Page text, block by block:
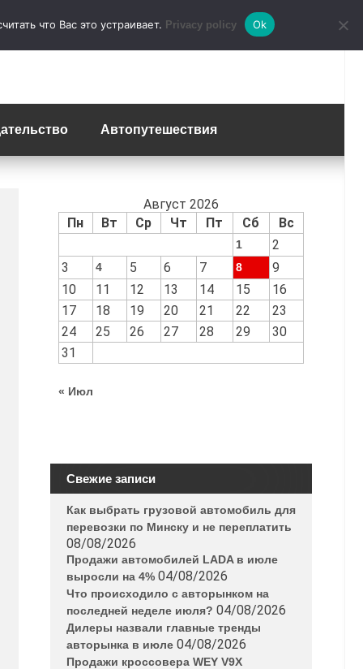
Автопутешествия
Август 2026
Пн
Вт Ср Чт Пт Сб Вс
1
2
3
4 5 6 7 8
9
10
11 12 13 14 15
16
17
18 19 20 21 22
23
24
25 26 27 28 29
30
31
« Июл
Свежие записи
Как выбрать грузовой автомобиль для
перевозки по Минску и не переплатить
08/08/2026
Продажи автомобилей LADA в июле
выросли на 4% 04/08/2026
Что происходило с авторынком на
последней неделе июля? 04/08/2026
Дилеры назвали главные тренды
авторынка в июле 04/08/2026
Продажи кроссовера WEY V9X
что Вас это устраивает. Privacy policy Ok